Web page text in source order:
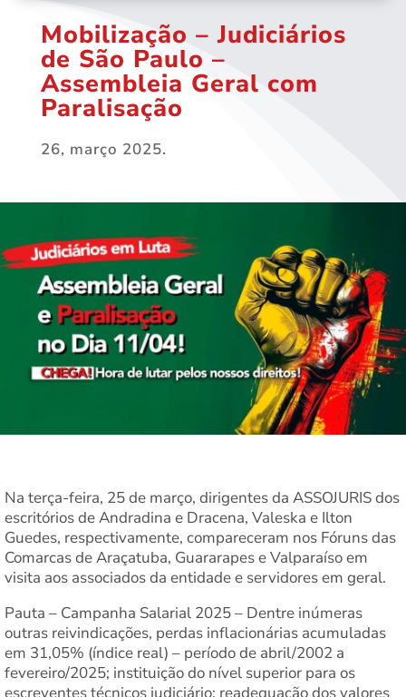
Mobilização – Judiciários
de São Paulo –
Assembleia Geral com
Paralisação
26, março 2025.
Na terça-feira, 25 de março, dirigentes da ASSOJURIS dos
escritórios de Andradina e Dracena, Valeska e Ilton
Guedes, respectivamente, compareceram nos Fóruns das
Comarcas de Araçatuba, Guararapes e Valparaíso em
visita aos associados da entidade e servidores em geral.
⁠Pauta – Campanha Salarial 2025 – Dentre inúmeras
outras reivindicações, perdas inflacionárias acumuladas
em 31,05% (índice real) – período de abril/2002 a
fevereiro/2025; instituição do nível superior para os
escreventes técnicos judiciário; readequação dos valores